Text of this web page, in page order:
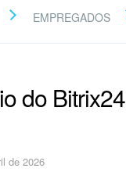
EMPREGADOS
do Bitrix24
de 2026